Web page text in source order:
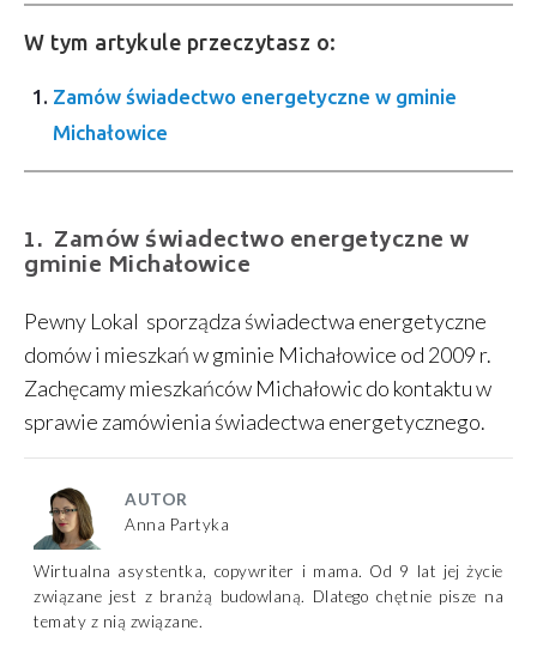
W tym artykule przeczytasz o:
Zamów świadectwo energetyczne w gminie
Michałowice
Zamów świadectwo energetyczne w
gminie Michałowice
Pewny Lokal sporządza świadectwa energetyczne
domów i mieszkań w gminie Michałowice od 2009 r.
Zachęcamy mieszkańców Michałowic do kontaktu w
sprawie zamówienia świadectwa energetycznego.
AUTOR
Anna Partyka
Wirtualna asystentka, copywriter i mama. Od 9 lat jej życie
związane jest z branżą budowlaną. Dlatego chętnie pisze na
tematy z nią związane.